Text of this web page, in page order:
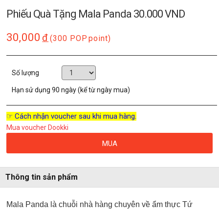
Phiếu Quà Tặng Mala Panda 30.000 VND
30,000 đ (300 POP point)
Số lượng
Hạn sử dụng90 ngày (kể từ ngày mua)
☞ Cách nhận voucher sau khi mua hàng.
Mua voucher Dookki
MUA
Thông tin sản phẩm
Mala Panda là chuỗi nhà hàng chuyên về ẩm thực Tứ